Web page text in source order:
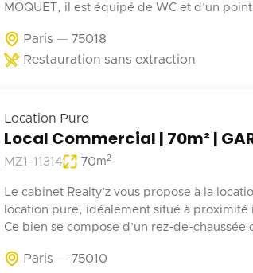
MOQUET, il est équipé de WC et d'un
Paris
75018
Restauration sans extraction
Location Pure
Local Commercial | 70m² |
MZ1-11314 70m2
Le cabinet Realty’z vous propose à la
location pure, idéalement situé à proximité
Ce bien se compose d’un rez-de-chaussée
emplacements de stationnement en sous-
Paris 75010